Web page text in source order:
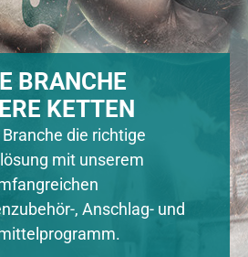
BRANCHE
KETTEN
die richtige
mit unserem
, Anschlag- und